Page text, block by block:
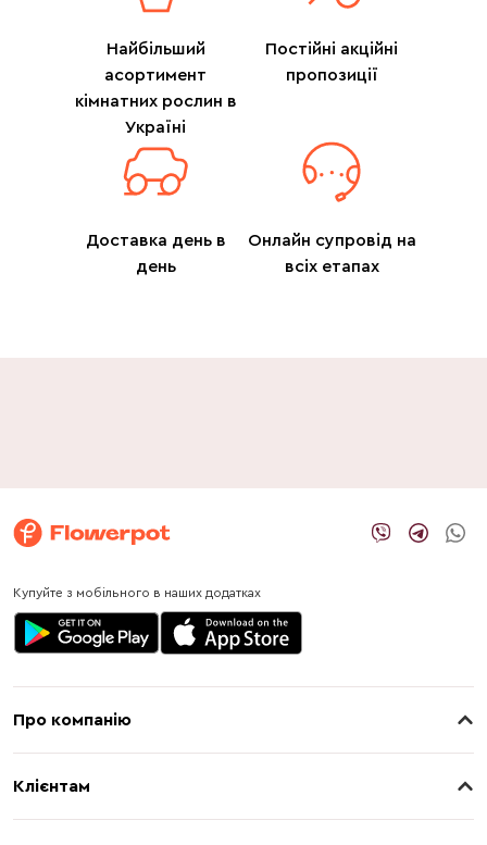
Найбільший
асортимент
кімнатних рослин в
Україні
Постійні акційні
пропозиції
Доставка день в
день
Онлайн супровід на
всіх етапах
Купуйте з мобільного в наших додатках
Про компанію
Клієнтам